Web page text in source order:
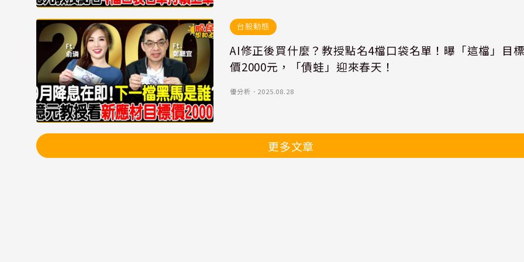
台股動態
AI修正後買什麼？教授點名4檔口袋名單！曝「這檔」目
價2000元，「債蛙」迎來春天！
優分析 ． 2025.08.28
更多文章